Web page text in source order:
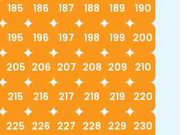
185 186 187 188 189 190
195 196 197 198 199 200
205 206 207 208 209 210
215 216 217 218 219 220
225 226 227 228 229 230